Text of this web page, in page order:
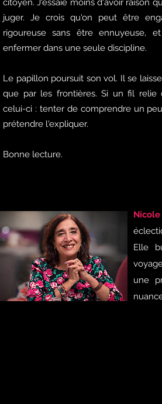
citoyen. J'essaie moins d'avoir raison
juger. Je crois qu'on peut être
rigoureuse sans être ennuyeuse,
enfermer dans une seule discipline.
Le papillon poursuit son vol. Il se
que par les frontières. Si un fil relie
celui-ci : tenter de comprendre un
prétendre l'expliquer.
Bonne lecture.
Elle
une